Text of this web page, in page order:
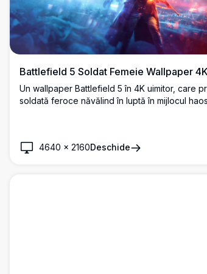
Battlefield 5 Soldat Femeie Wallpaper 4K
Un wallpaper Battlefield 5 în 4K uimitor, care
soldată feroce năvălind în luptă în mijlocul
4640 × 2160Deschide